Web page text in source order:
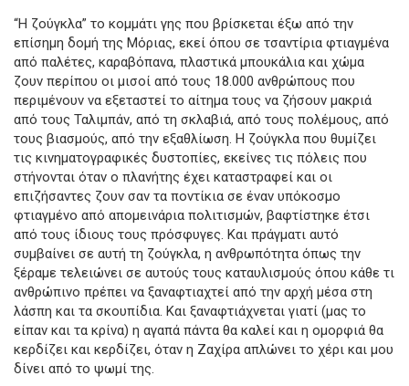
“Η ζούγκλα” το κομμάτι γης που βρίσκεται έξω από την
επίσημη δομή της Μόριας, εκεί όπου σε τσαντίρια φτιαγμένα
από παλέτες, καραβόπανα, πλαστικά μπουκάλια και χώμα
ζουν περίπου οι μισοί από τους 18.000 ανθρώπους που
περιμένουν να εξεταστεί το αίτημα τους να ζήσουν μακριά
από τους Ταλιμπάν, από τη σκλαβιά, από τους πολέμους, από
τους βιασμούς, από την εξαθλίωση. Η ζούγκλα που θυμίζει
τις κινηματογραφικές δυστοπίες, εκείνες τις πόλεις που
στήνονται όταν ο πλανήτης έχει καταστραφεί και οι
επιζήσαντες ζουν σαν τα ποντίκια σε έναν υπόκοσμο
φτιαγμένο από απομεινάρια πολιτισμών, βαφτίστηκε έτσι
από τους ίδιους τους πρόσφυγες. Και πράγματι αυτό
συμβαίνει σε αυτή τη ζούγκλα, η ανθρωπότητα όπως την
ξέραμε τελειώνει σε αυτούς τους καταυλισμούς όπου κάθε τι
ανθρώπινο πρέπει να ξαναφτιαχτεί από την αρχή μέσα στη
λάσπη και τα σκουπίδια. Και ξαναφτιάχνεται γιατί (μας το
είπαν και τα κρίνα) η αγαπά πάντα θα καλεί και η ομορφιά θα
κερδίζει και κερδίζει, όταν η Ζαχίρα απλώνει το χέρι και μου
δίνει από το ψωμί της.